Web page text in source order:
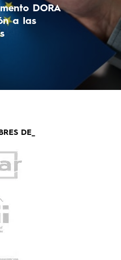
DORA
a las
DE_